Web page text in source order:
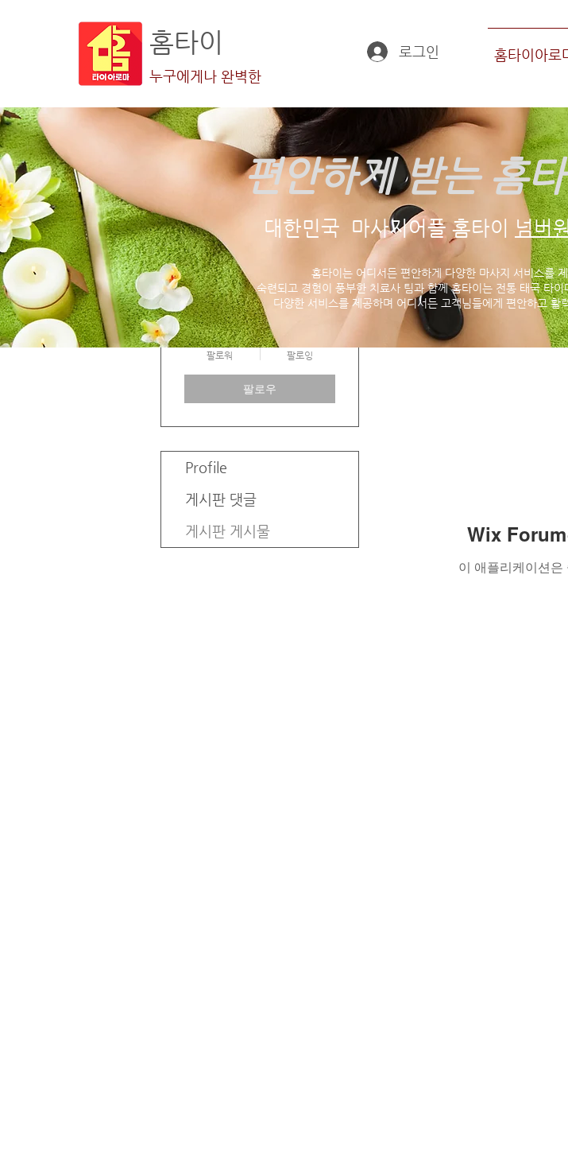
홈타이
누구에게나 완벽한
로그인 홈타이아로
편안하게 받는 홈
대한민국 마사지어플 홈타이 넘버
홈타이는 어디서든 편안하게 다양한 마사지 서비스를
숙련되고 경험이 풍부한 치료사 팀과 함께 홈타이는 전통 태국 타
다양한 서비스를 제공하며 어디서든 고객님들에게 편안하고
Wix
이 애플리케이션
준 현
0
팔로워 팔로잉
팔로우
Profile
게시판 댓글
게시판 게시물